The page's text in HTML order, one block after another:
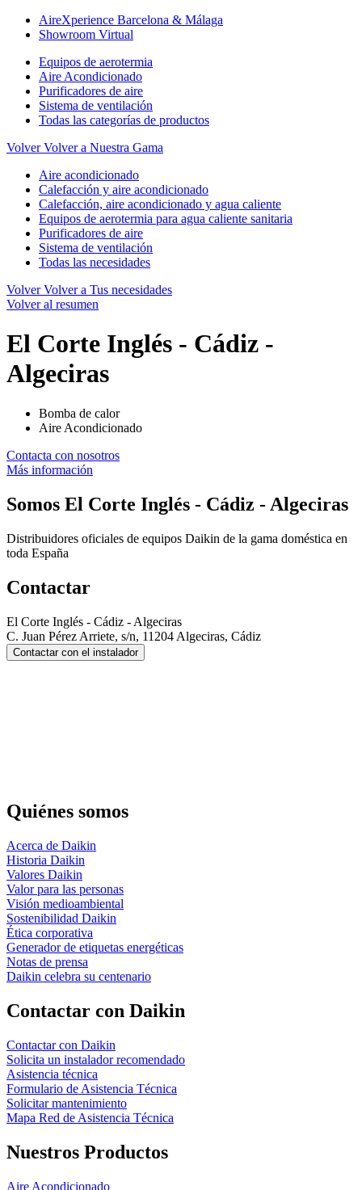
AireXperience Barcelona & Málaga
Showroom Virtual
Equipos de aerotermia
Aire Acondicionado
Purificadores de aire
Sistema de ventilación
Todas las categorías de productos
Volver Volver a Nuestra Gama
Aire acondicionado
Calefacción y aire acondicionado
Calefacción, aire acondicionado y agua caliente
Equipos de aerotermia para agua caliente sanitaria
Purificadores de aire
Sistema de ventilación
Todas las necesidades
Volver Volver a Tus necesidades
Volver al resumen
El Corte Inglés - Cádiz -
Algeciras
Bomba de calor
Aire Acondicionado
Contacta con nosotros
Más información
Somos El Corte Inglés - Cádiz - Algeciras
Distribuidores oficiales de equipos Daikin de la gama doméstica en
toda España
Contactar
El Corte Inglés - Cádiz - Algeciras
C. Juan Pérez Arriete, s/n, 11204 Algeciras, Cádiz
Contactar con el instalador
Quiénes somos
Acerca de Daikin
Historia Daikin
Valores Daikin
Valor para las personas
Visión medioambiental
Sostenibilidad Daikin
Ética corporativa
Generador de etiquetas energéticas
Notas de prensa
Daikin celebra su centenario
Contactar con Daikin
Contactar con Daikin
Solicita un instalador recomendado
Asistencia técnica
Formulario de Asistencia Técnica
Solicitar mantenimiento
Mapa Red de Asistencia Técnica
Nuestros Productos
Aire Acondicionado